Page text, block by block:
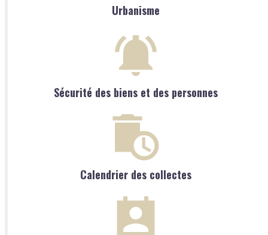
Urbanisme
Sécurité des biens et des personnes
Calendrier des collectes